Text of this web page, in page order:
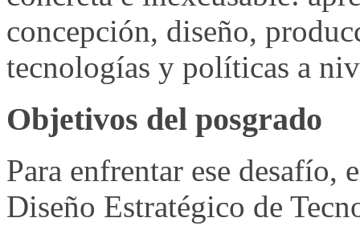
concepción, diseño,
tecnologías y políticas a
Objetivos del posgrado
Para enfrentar ese desafío,
Diseño Estratégico de